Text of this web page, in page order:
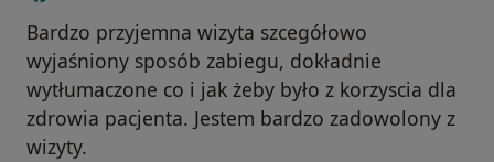
Bardzo przyjemna wizyta szcegółowo
wyjaśniony sposób zabiegu, dokładnie
wytłumaczone co i jak żeby było z korzyscia dla
zdrowia pacjenta. Jestem bardzo zadowolony z
wizyty.